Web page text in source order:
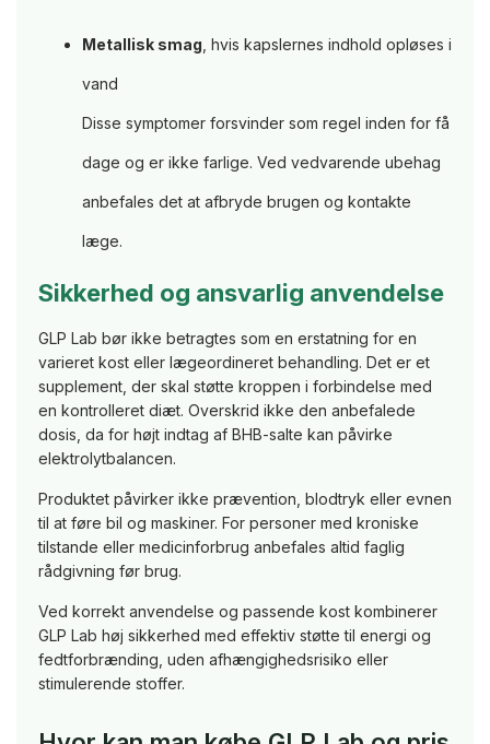
Metallisk smag , hvis kapslernes indhold opløses i
vand
Disse symptomer forsvinder som regel inden for få
dage og er ikke farlige. Ved vedvarende ubehag
anbefales det at afbryde brugen og kontakte
læge.
Sikkerhed og ansvarlig anvendelse
GLP Lab bør ikke betragtes som en erstatning for en
varieret kost eller lægeordineret behandling. Det er et
supplement, der skal støtte kroppen i forbindelse med
en kontrolleret diæt. Overskrid ikke den anbefalede
dosis, da for højt indtag af BHB-salte kan påvirke
elektrolytbalancen.
Produktet påvirker ikke prævention, blodtryk eller evnen
til at føre bil og maskiner. For personer med kroniske
tilstande eller medicinforbrug anbefales altid faglig
rådgivning før brug.
Ved korrekt anvendelse og passende kost kombinerer
GLP Lab høj sikkerhed med effektiv støtte til energi og
fedtforbrænding, uden afhængighedsrisiko eller
stimulerende stoffer.